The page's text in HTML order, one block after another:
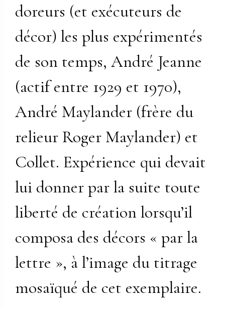
doreurs (et exécuteurs de
décor) les plus expérimentés
de son temps, André Jeanne
(actif entre 1929 et 1970),
André Maylander (frère du
relieur Roger Maylander) et
Collet. Expérience qui devait
lui donner par la suite toute
liberté de création lorsqu’il
composa des décors « par la
lettre », à l’image du titrage
mosaïqué de cet exemplaire.